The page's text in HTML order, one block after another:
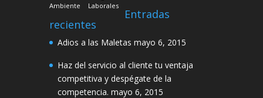
Ambiente
Laborales
Entradas
recientes
Adios a las Maletas mayo 6, 2015
Haz del servicio al cliente tu ventaja
competitiva y despégate de la
competencia. mayo 6, 2015